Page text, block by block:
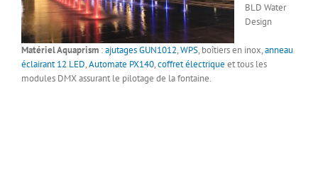
BLD Water
Design
Matériel Aquaprism :ajutages GUN1012,WPS, boîtiers en inox,anneau
éclairant 12 LED,Automate PX140,coffret électrique et tous les
modules DMX assurant le pilotage de la fontaine.